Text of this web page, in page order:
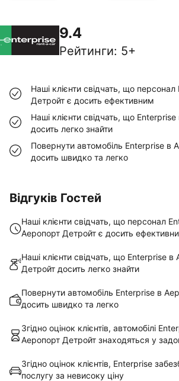
9.4
Рейтинги: 5+
Наші клієнти свідчать, що
Детройт є досить ефективним
Наші клієнти свідчать, що
досить легко знайти
Повернути автомобіль Enterprise в
досить швидко та легко
Відгуків Гостей
Наші клієнти свідчать, що персонал
Аеропорт Детройт є досить
Наші клієнти свідчать, що Enterprise в
Детройт досить легко знайти
Повернути автомобіль Enterprise в
досить швидко та легко
Згідно оцінок клієнтів, автомобілі
Аеропорт Детройт знаходяться у
Згідно оцінок клієнтів, Enterprise
послугу за невисоку ціну